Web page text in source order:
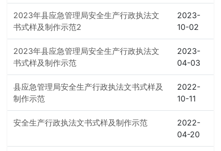
2023年县应急管理局安全生产行政执法文
书式样及制作示范2
2023-
10-02
2023年县应急管理局安全生产行政执法文
书式样及制作示范
2023-
04-03
县应急管理局安全生产行政执法文书式样及
制作示范
2022-
10-11
安全生产行政执法文书式样及制作示范
2022-
04-20